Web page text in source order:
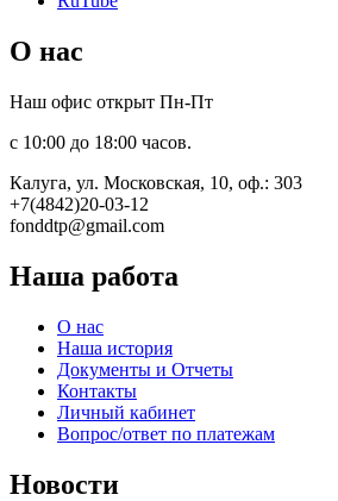
О нас
Наш офис открыт Пн-Пт
с 10:00 до 18:00 часов.
Калуга, ул. Московская, 10, оф.: 303
+7(4842)20-03-12
fonddtp@gmail.com
Наша работа
О нас
Наша история
Документы и Отчеты
Контакты
Личный кабинет
Вопрос/ответ по платежам
Новости